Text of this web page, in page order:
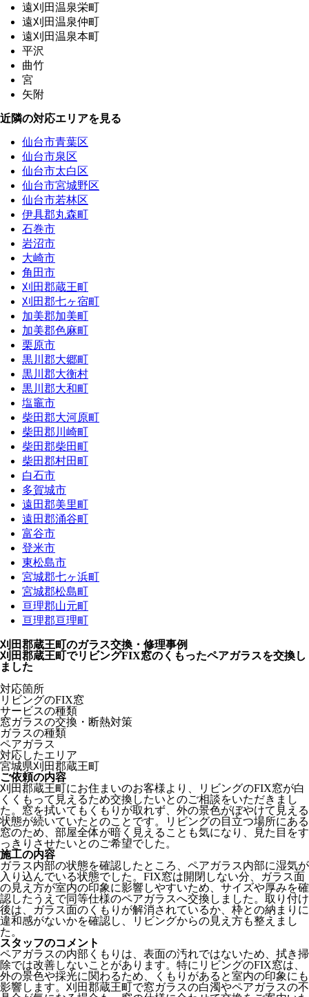
遠刈田温泉栄町
遠刈田温泉仲町
遠刈田温泉本町
平沢
曲竹
宮
矢附
近隣の対応エリアを見る
仙台市青葉区
仙台市泉区
仙台市太白区
仙台市宮城野区
仙台市若林区
伊具郡丸森町
石巻市
岩沼市
大崎市
角田市
刈田郡蔵王町
刈田郡七ヶ宿町
加美郡加美町
加美郡色麻町
栗原市
黒川郡大郷町
黒川郡大衡村
黒川郡大和町
塩竈市
柴田郡大河原町
柴田郡川崎町
柴田郡柴田町
柴田郡村田町
白石市
多賀城市
遠田郡美里町
遠田郡涌谷町
富谷市
登米市
東松島市
宮城郡七ヶ浜町
宮城郡松島町
亘理郡山元町
亘理郡亘理町
刈田郡蔵王町のガラス交換・修理事例
刈田郡蔵王町でリビングFIX窓のくもったペアガラスを交換し
ました
対応箇所
リビングのFIX窓
サービスの種類
窓ガラスの交換・断熱対策
ガラスの種類
ペアガラス
対応したエリア
宮城県刈田郡蔵王町
ご依頼の内容
刈田郡蔵王町にお住まいのお客様より、リビングのFIX窓が白
くくもって見えるため交換したいとのご相談をいただきまし
た。窓を拭いてもくもりが取れず、外の景色がぼやけて見える
状態が続いていたとのことです。リビングの目立つ場所にある
窓のため、部屋全体が暗く見えることも気になり、見た目をす
っきりさせたいとのご希望でした。
施工の内容
ガラス内部の状態を確認したところ、ペアガラス内部に湿気が
入り込んでいる状態でした。FIX窓は開閉しない分、ガラス面
の見え方が室内の印象に影響しやすいため、サイズや厚みを確
認したうえで同等仕様のペアガラスへ交換しました。取り付け
後は、ガラス面のくもりが解消されているか、枠との納まりに
違和感がないかを確認し、リビングからの見え方も整えまし
た。
スタッフのコメント
ペアガラスの内部くもりは、表面の汚れではないため、拭き掃
除では改善しないことがあります。特にリビングのFIX窓は、
外の景色や採光に関わるため、くもりがあると室内の印象にも
影響します。刈田郡蔵王町で窓ガラスの白濁やペアガラスの不